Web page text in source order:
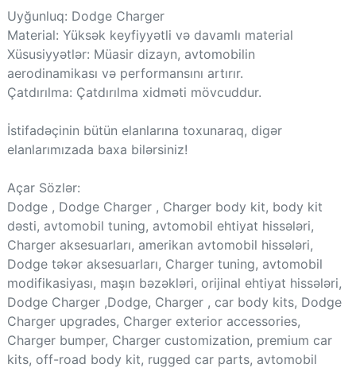
Uyğunluq: Dodge Charger
Material: Yüksək keyfiyyətli və davamlı material
Xüsusiyyətlər: Müasir dizayn, avtomobilin
aerodinamikası və performansını artırır.
Çatdırılma: Çatdırılma xidməti mövcuddur.
İstifadəçinin bütün elanlarına toxunaraq, digər
elanlarımızada baxa bilərsiniz!
Açar Sözlər:
Dodge , Dodge Charger , Charger body kit, body kit
dəsti, avtomobil tuning, avtomobil ehtiyat hissələri,
Charger aksesuarları, amerikan avtomobil hissələri,
Dodge təkər aksesuarları, Charger tuning, avtomobil
modifikasiyası, maşın bəzəkləri, orijinal ehtiyat hissələri,
Dodge Charger ,Dodge, Charger , car body kits, Dodge
Charger upgrades, Charger exterior accessories,
Charger bumper, Charger customization, premium car
kits, off-road body kit, rugged car parts, avtomobil